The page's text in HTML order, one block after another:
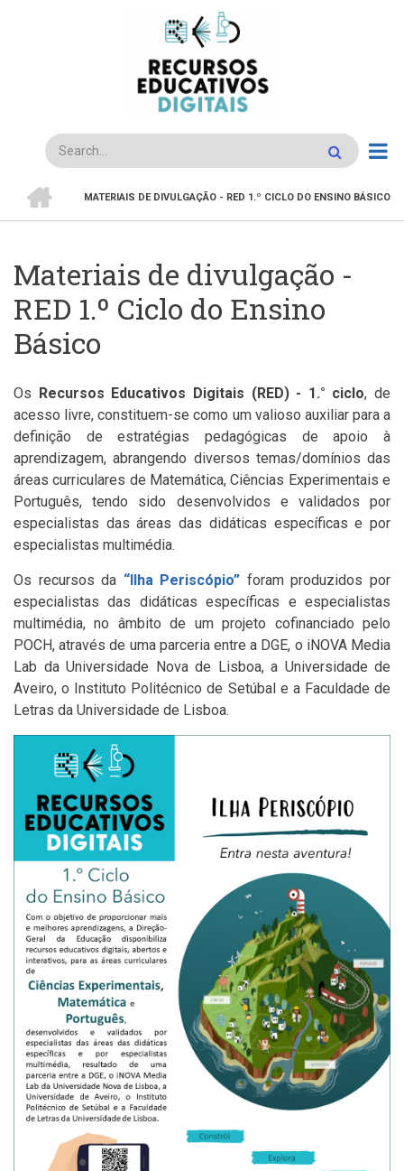
Search
Navegação
MATERIAIS DE DIVULGAÇÃO - RED 1.º CICLO DO ENSINO BÁSICO
Materiais de divulgação -
RED 1.º Ciclo do Ensino
Básico
Os Recursos Educativos Digitais (RED) - 1.° ciclo, de
acesso livre, constituem-se como um valioso auxiliar para a
definição de estratégias pedagógicas de apoio à
aprendizagem, abrangendo diversos temas/domínios das
áreas curriculares de Matemática, Ciências Experimentais e
Português, tendo sido desenvolvidos e validados por
especialistas das áreas das didáticas específicas e por
especialistas multimédia.
Os recursos da “Ilha Periscópio” foram produzidos por
especialistas das didáticas específicas e especialistas
multimédia, no âmbito de um projeto cofinanciado pelo
POCH, através de uma parceria entre a DGE, o iNOVA Media
Lab da Universidade Nova de Lisboa, a Universidade de
Aveiro, o Instituto Politécnico de Setúbal e a Faculdade de
Letras da Universidade de Lisboa.